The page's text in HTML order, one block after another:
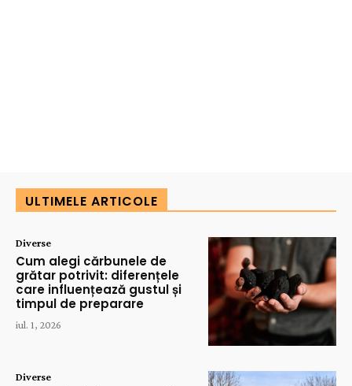
ULTIMELE ARTICOLE
Diverse
Cum alegi cărbunele de
grătar potrivit: diferențele
care influențează gustul și
timpul de preparare
iul. 1, 2026
Diverse